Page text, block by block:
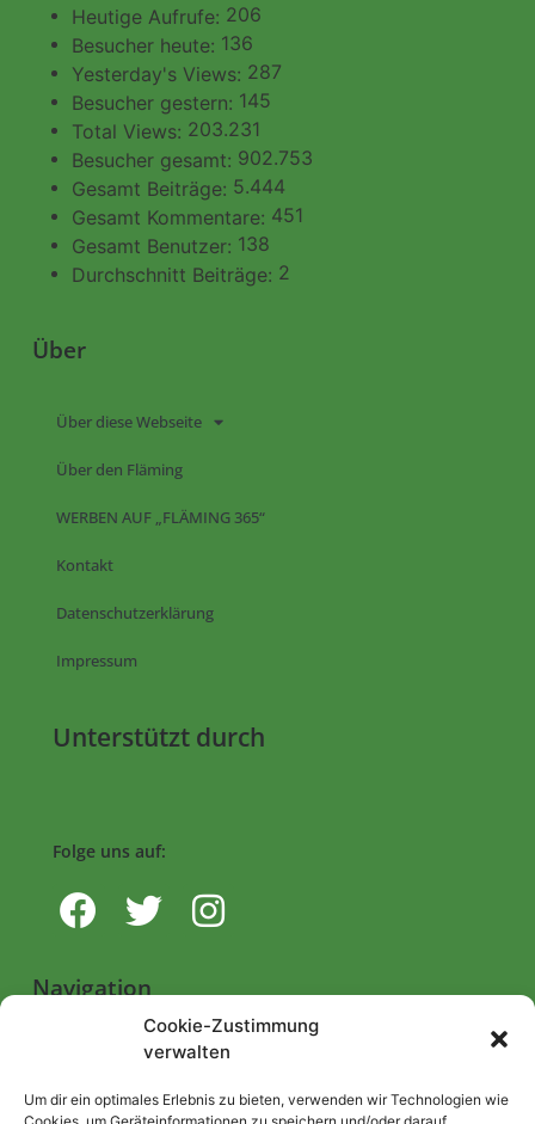
Cookie-Zustimmung
verwalten
Um dir ein optimales Erlebnis zu bieten, verwenden wir Technologien wie
Heutige Aufrufe: 206
Besucher heute: 136
Yesterday's Views: 287
Besucher gestern: 145
Total Views: 203.231
Besucher gesamt: 902.753
Gesamt Beiträge: 5.444
Gesamt Kommentare: 451
Gesamt Benutzer: 138
Durchschnitt Beiträge: 2
Über
Über diese Webseite
Über den Fläming
WERBEN AUF „FLÄMING 365“
Kontakt
Datenschutzerklärung
Impressum
Unterstützt durch
Folge uns auf:
Navigation
Nutzungsbedingungen